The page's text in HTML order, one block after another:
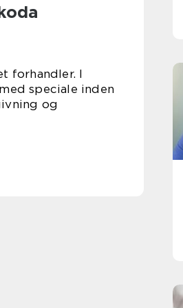
forhandler. I
speciale inden
og